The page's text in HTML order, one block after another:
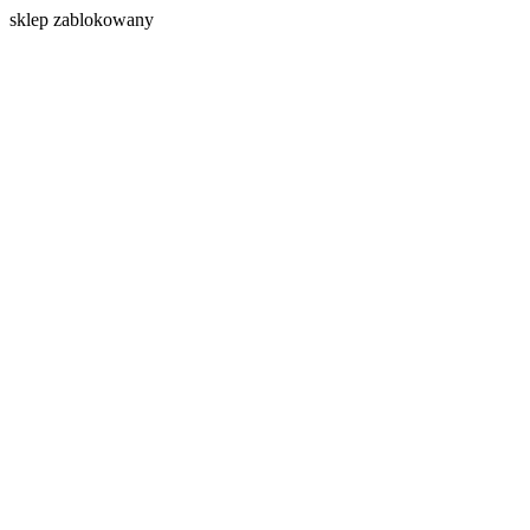
sklep zablokowany